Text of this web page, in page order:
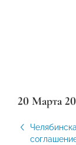
20 Марта